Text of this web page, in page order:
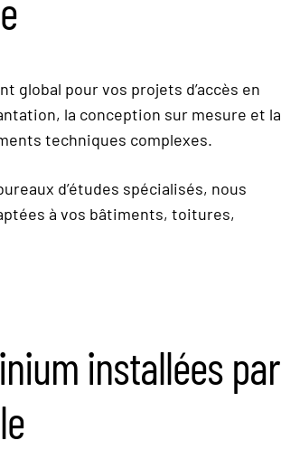
global pour vos projets d’accès en
la conception sur mesure et la
techniques complexes.
d’études spécialisés, nous
à vos bâtiments, toitures,
installées par